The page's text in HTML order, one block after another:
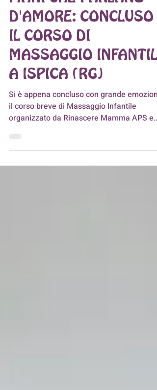
30 mag 2025 Tempo di lettura: 2 min
MANI CHE PARLANO
D'AMORE: CONCLUSO
IL CORSO DI
MASSAGGIO
A ISPICA (RG)
Si è appena concluso con grande emozione
il corso breve di Massaggio Infantile